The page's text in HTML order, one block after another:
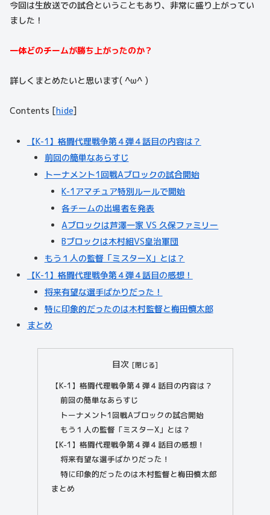
今回は生放送での試合ということもあり、非常に盛り上がってい
ました！
一体どのチームが勝ち上がったのか？
詳しくまとめたいと思います( ^ω^ )
Contents [hide]
【K-1】格闘代理戦争第４弾４話目の内容は？
前回の簡単なあらすじ
トーナメント1回戦Aブロックの試合開始
K-1アマチュア特別ルールで開始
各チームの出場者を発表
Aブロックは芦澤一家 VS 久保ファミリー
Bブロックは木村組VS皇治軍団
もう１人の監督「ミスターX」とは？
【K-1】格闘代理戦争第４弾４話目の感想！
将来有望な選手ばかりだった！
特に印象的だったのは木村監督と梅田慎太郎
まとめ
目次
【K-1】格闘代理戦争第４弾４話目の内容は？
前回の簡単なあらすじ
トーナメント1回戦Aブロックの試合開始
もう１人の監督「ミスターX」とは？
【K-1】格闘代理戦争第４弾４話目の感想！
将来有望な選手ばかりだった！
特に印象的だったのは木村監督と梅田慎太郎
まとめ